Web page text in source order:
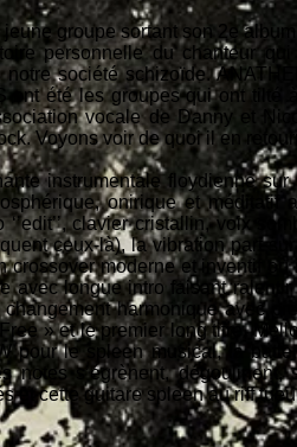
groupe sortant son 2e
personnelle du chanteur
notre société schizoïde.
ont été les groupes qui ont tilté
vocale de Danny et
Voyons voir de quoi il en
instrumentale floydienne
onirique et méditatif
clavier cristallin, voix
ceux-là), la vibration part
crossover moderne et inventif
avec longue intro faisant
changement harmonique avec
» et le premier long titre,
pour le spleen musical, la
notes s’égrènent,
et cette guitare spleen au riff